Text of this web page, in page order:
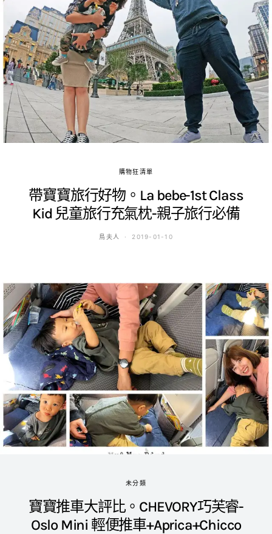
購物狂清單
帶寶寶旅行好物。La bebe-1st Class
Kid 兒童旅行充氣枕-親子旅行必備
鳥夫人 2019-01-10
未分類
寶寶推車大評比。CHEVORY巧芙睿-
Oslo Mini 輕便推車+Aprica+Chicco